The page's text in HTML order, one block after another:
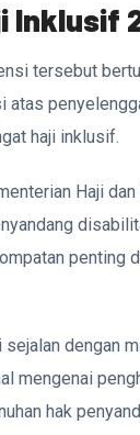
Inklusif
tersebut
atas
haji inklusif.
Haji dan
penting
dengan
mengenai
hak